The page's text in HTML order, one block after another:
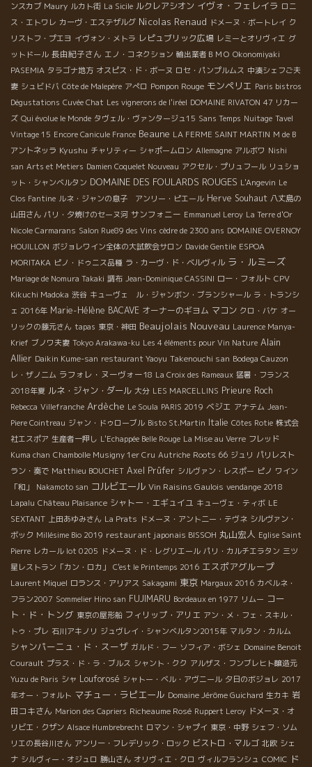
ンスカブ Maury ルカト街 La Sicile ルクレアシオン イヴォ・フェレイラ ロニ
ス・エトワレ カーヴ・エステザルグ Nicolas Renaud ドメーヌ・ボートレイ ク
リストフ・プエヨ イヴォン・メトラ レピュブリック広場 レミーとオリヴィエ グ
ットドール 長由紀子さん エノ・コネクション 輸出業者ＢＭＯ Okonomiyaki
PASEMIA タラゴナ地方 オスピス・ド・ボーヌ ロセ・パンプルムス 中湊シェフご夫
妻 シュビドバ Côte de Malepère アぺロ Pompon Rouge モンペリエ Paris bistros
Dégustations Cuvée Chat Les vignerons de l'iréel DOMAINE RIVATON 47 リカー
ズ Qui évolue le Monde タヴェル・ヴァンタージュ15 Sans Temps Nuitage Tavel
Vintage 15 Encore Canicule France Beaune LA FERME SAINT MARTIN M de B
アントネッラ Kyushu チャリティー シャポームロン Allemagne アルボワ Nishi
san Arts et Metiers Damien Coquelet Nouveau アクセル・プリュフール リュショ
ット・シャンベルタン DOMAINE DES FOULARDS ROUGES L'Angevin Le
Clos Fantine ルネ・ジャンの息子 アンリー・ピエール Herve Souhaut 八丈島の
山田さん パリ・夕焼けのセーヌ河 サンフォニー Emmanuel Leroy La Terre d'Or
Nicole Carmarans Salon Rue89 des Vins cèdre de 2300 ans DOMAINE OVERNOY
HOUILLON ボジョレワイン全体の大試飲会サロン Davide Gentile ESPOA
MORITAKA ピノ・ドゥニス品種 ラ・カーヴ・ド・ベルヴィル ラ・ルミーズ
Mariage de Nomura Takaki 調布 Jean-Dominique CASSINI ロー・フォルト CPV
Kikuchi Madoka 渋谷 キューヴェ ル・ジャンボン・ブランシャール ラ・トランシ
ェ 2016年 Marie-Hélène BACAVE オーナーのギヨム マコン クロ・バケ オー
リックの藤元さん tapas 東京・神田 Beaujolais Nouveau Laurence Manya-
Krief ブノワ夫妻 Tokyo Arakawa-ku Les 4 éléments pour Vin Nature Alain
Allier Daikin Kume-san restaurant Yaoyu Takenouchi san Bodega Cauzon
レ・ザノ二ム ラフォレ・ヌーヴォー18 La Croix des Rameaux 猛暑・フランス
2018年夏 ルネ・ジャン・ダール 大分 LES MARCELLINS Prieure Roch
Rebecca Villefranche Ardèche Le Soula PARIS 2019 ベジエ アナテム Jean-
Piere Cointreau ジャン・ドゥローブル Bisto St.Martin Italie Côtes Rotie 株式会
社エスポア 生産者一押し L'Echappée Belle Rouge La Mise au Verre フレッド
Kuma chan Chambolle Musigny 1er Cru Autriche Roots 66 ジュリ パリレスト
ラン・奏で Matthieu BOUCHET Axel Prüfer シルヴァン・レスポー ピノ ワイン
「和」
Nakamoto san コルビエール Vin Raisins Gaulois vendange 2018
Lapalu Château Plaisance シャトー・エギュイユ キューヴェ・ティボ LE
SEXTANT 上田あゆみさん La Prats ドメーヌ・アント二ー・テヴネ シルヴァン・
ボック Millésime Bio 2019 restaurant japonais BISSOH 丸山宏人 Eglise Saint
Pierre レカール lot 0205 ドメーヌ・ド・レグリエール パリ・カルチエラタン 三ツ
星レストラン「カン・ロカ」
C'est le Printemps 2016 エスポアグループ
Laurent Miquel ロランス・アリアス Sakagami 東京 Margaux 2016 カベルネ・
フラン2007 Sommelier Hino san FUJIMARU Bordeaux en 1977 リムー コー
ト・ド・トング 東京の屋形船 フィリップ・アリエ アン・メ・フェ・スキル・
トゥ・プレ 石川アキノリ ジュヴレイ・シャンベルタン2015年 マルタン・カルム
シャンパーニュ・ド・スーザ ガルド・フー ソフィア・ボシェ Domaine Benoit
Courault プラス・ド・ラ・ブルス シャント・クク アルザス・フンブレヒト醸造元
Yuzu de Paris シャ Louforosé シャトー・ベル・アヴニール 夕日のボジョレ 2017
年オー・フォルト マチュー・ラピエール Domaine Jérôme Guichard 生カキ 岩
田コキさん Marion des Capriers Richeaume Rosé Ruppert Leroy ドメーヌ・オ
リビエ・クザン Alsace Humbrebrecht ロマン・シャプイ 東京・中野 シェフ・ソム
リエの長谷川さん アンリー・フレデリック・ロック ビストロ・マルゴ 北欧 シェ
ナ シルヴィー・オジュロ 勝山さん オリヴィエ・クロ ヴィルフランシュ COMIC ド